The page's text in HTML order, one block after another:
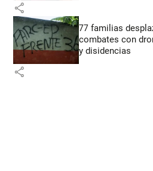
share
77 familias
combates con
y disidencias
share